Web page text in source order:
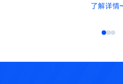
了解详情